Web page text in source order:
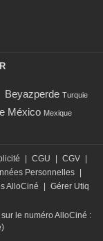
Beyazperde Turquie
México Mexique
CGU CGV
Personnelles
AlloCiné
Gérer Utiq
le numéro AlloCiné :